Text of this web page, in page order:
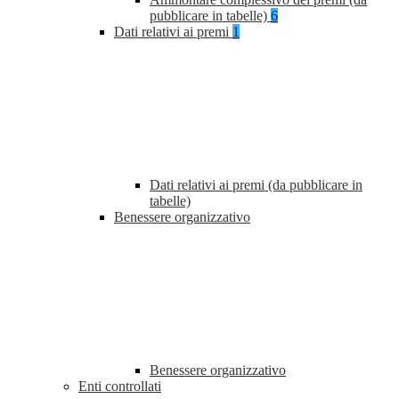
pubblicare in tabelle) 6
Dati relativi ai premi 1
Dati relativi ai premi (da pubblicare in
tabelle)
Benessere organizzativo
Benessere organizzativo
Enti controllati